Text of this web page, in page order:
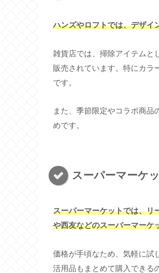
ハンズやロフトでは、デザイ
雑貨店では、掃除アイテムと
販売されています。特にカラ
です。
また、季節限定やコラボ商品
めです。
スーパーマーケ
スーパーマーケットでは、リ
や西友などのスーパーマーケ
価格が手頃なため、気軽に試
活用品もまとめて購入できる